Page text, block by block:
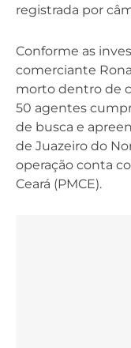
registrada por
Conforme as
comerciante
morto dentro de
50 agentes
de busca e
de Juazeiro do
operação conta
Ceará (PMCE).